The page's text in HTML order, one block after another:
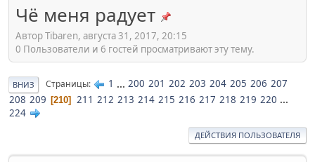
Чё меня радует
Автор Tibaren, августа 31, 2017, 20:15
0 Пользователи и 6 гостей просматривают эту тему.
ВНИЗ Страницы 1 ... 200 201 202 203 204 205 206 207
208 209 210 211 212 213 214 215 216 217 218 219 220 ...
224
ДЕЙСТВИЯ ПОЛЬЗОВАТЕЛЯ